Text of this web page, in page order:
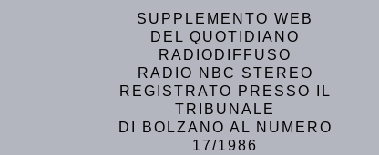
SUPPLEMENTO WEB
DEL QUOTIDIANO
RADIODIFFUSO
RADIO NBC STEREO
REGISTRATO PRESSO IL
TRIBUNALE
DI BOLZANO AL NUMERO
17/1986